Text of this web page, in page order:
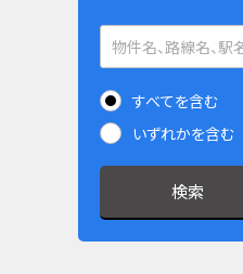
すべてを含む
いずれかを含む
検索